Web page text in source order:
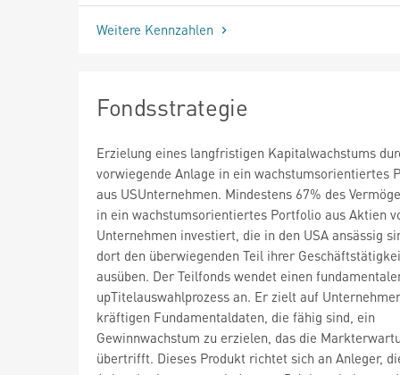
Weitere Kennzahlen
Fondsstrategie
Erzielung eines langfristigen Kapitalwachstums
vorwiegende Anlage in ein wachstumsorientiertes
aus USUnternehmen. Mindestens 67% des
in ein wachstumsorientiertes Portfolio aus Aktien
Unternehmen investiert, die in den USA ansässig
dort den überwiegenden Teil ihrer
ausüben. Der Teilfonds wendet einen
upTitelauswahlprozess an. Er zielt auf
kräftigen Fundamentaldaten, die fähig sind, ein
Gewinnwachstum zu erzielen, das die
übertrifft. Dieses Produkt richtet sich an Anleger,